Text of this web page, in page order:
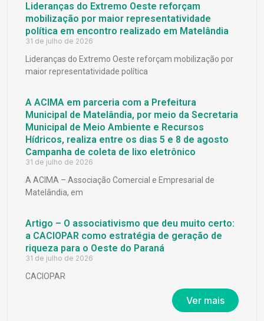
Lideranças do Extremo Oeste reforçam
mobilização por maior representatividade
política em encontro realizado em Matelândia
31 de julho de 2026
Lideranças do Extremo Oeste reforçam mobilização por
maior representatividade política
A ACIMA em parceria com a Prefeitura
Municipal de Matelândia, por meio da Secretaria
Municipal de Meio Ambiente e Recursos
Hídricos, realiza entre os dias 5 e 8 de agosto
Campanha de coleta de lixo eletrônico
31 de julho de 2026
A ACIMA – Associação Comercial e Empresarial de
Matelândia, em
Artigo – O associativismo que deu muito certo:
a CACIOPAR como estratégia de geração de
riqueza para o Oeste do Paraná
31 de julho de 2026
CACIOPAR
Ver mais